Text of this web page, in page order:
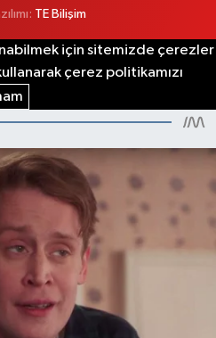
TE Bilişim
için sitemizde çerezler
çerez politikamızı